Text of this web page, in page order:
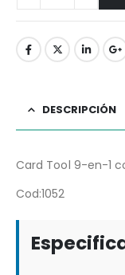
DESCRIPCIÓN
Card Tool 9-en-1
Cod:1052